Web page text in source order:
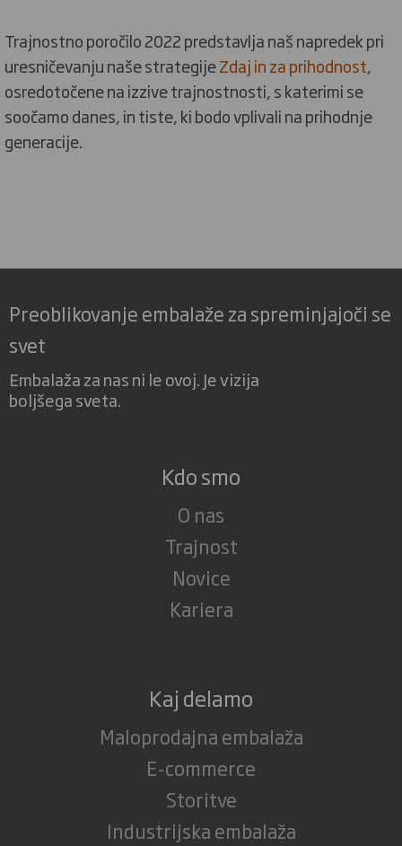
Trajnostno poročilo 2022 predstavlja naš napredek pri
uresničevanju naše strategijeZdaj in za prihodnost,
osredotočene na izzive trajnostnosti, s katerimi se
soočamo danes, in tiste, ki bodo vplivali na prihodnje
generacije.
Preoblikovanje embalaže za spreminjajoči se
svet
Embalaža za nas ni le ovoj. Je vizija
boljšega sveta.
Kdo smo
O nas
Trajnost
Novice
Kariera
Kaj delamo
Maloprodajna embalaža
E-commerce
Storitve
Industrijska embalaža